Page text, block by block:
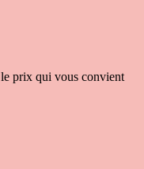
prix qui vous convient